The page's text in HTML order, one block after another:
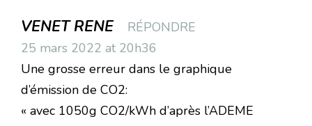
VENET RENE
RÉPONDRE
25 mars 2022 at 20h36
Une grosse erreur dans le graphique
d’émission de CO2:
« avec 1050g CO2/kWh d’après l’ADEME